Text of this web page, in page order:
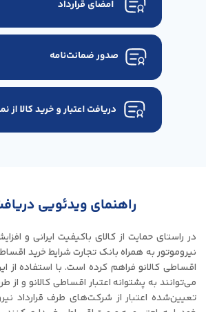
راهنمای ویدئویی
در راستای حمایت از کالای باکیفیت ایرانی و
نیروموتور به همراه بانک تجارت شرایط خرید
اقساطی کالانو فراهم کرده است. با استفاده
می‌توانند به پشتوانه اعتبار اقساطی کالانو و
تعیین‌شده اعتبار از شرکت‌های طرف قرارداد